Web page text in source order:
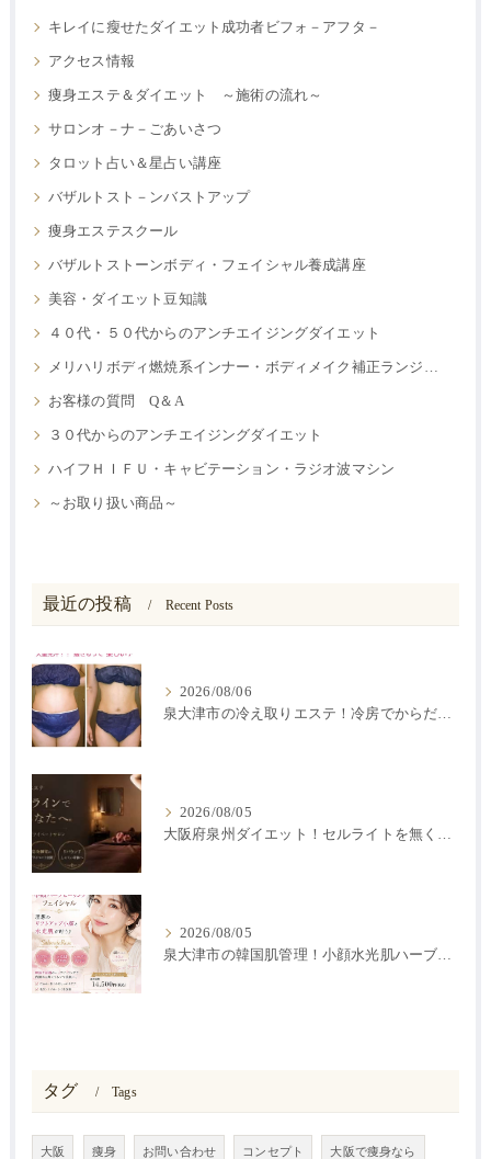
キレイに瘦せたダイエット成功者ビフォ－アフタ－
アクセス情報
痩身エステ＆ダイエット ～施術の流れ～
サロンオ－ナ－ごあいさつ
タロット占い＆星占い講座
バザルトスト－ンバストアップ
痩身エステスクール
バザルトストーンボディ・フェイシャル養成講座
美容・ダイエット豆知識
４０代・５０代からのアンチエイジングダイエット
メリハリボディ燃焼系インナー・ボディメイク補正ランジェリー
お客様の質問 Q＆A
３０代からのアンチエイジングダイエット
ハイフＨＩＦＵ・キャビテーション・ラジオ波マシン
～お取り扱い商品～
最近の投稿 Recent Posts
2026/08/06
2026/08/05
2026/08/05
タグ Tags
大阪 痩身 お問い合わせ コンセプト 大阪で痩身なら